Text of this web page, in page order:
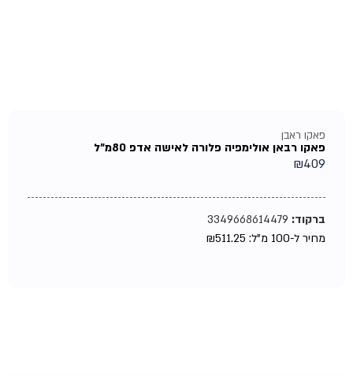
פאקו ראבן
פאקו רבאן אולימפיה פלורה לאישה אדפ 80מ"ל
₪409
ברקוד:3349668614479
מחיר ל-100 מ"ל:
₪511.25